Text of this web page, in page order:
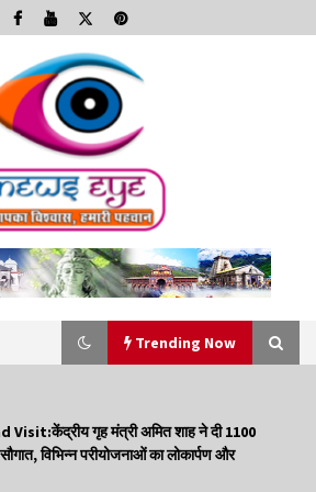
Trending Now
Rights Day : विश्व अल्पसंख्यक अधिकार दिवस
गृह मंत्री अमित शाह ने दी 1100
विभिन्न परीयोजनाओं का लोकार्पण और